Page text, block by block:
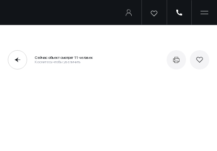
Сейчас объект смотрят11 человек
Коснитесь чтобы увеличить